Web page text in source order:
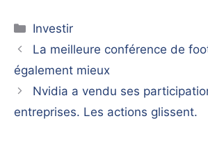
Catégories
Investir
La meilleure conférence de
également mieux
Nvidia a vendu ses
entreprises. Les actions glissent.